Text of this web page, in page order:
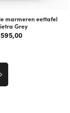
marmeren eettafel
Grey